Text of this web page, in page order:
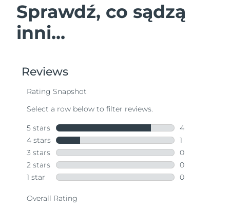
Sprawdź, co sądzą
inni...